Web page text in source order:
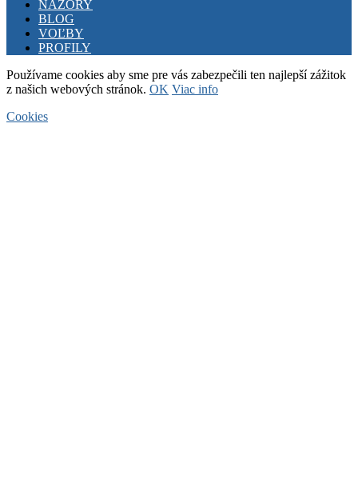
NÁZORY
BLOG
VOĽBY
PROFILY
Používame cookies aby sme pre vás zabezpečili ten najlepší zážitok
z našich webových stránok. OK Viac info
Cookies